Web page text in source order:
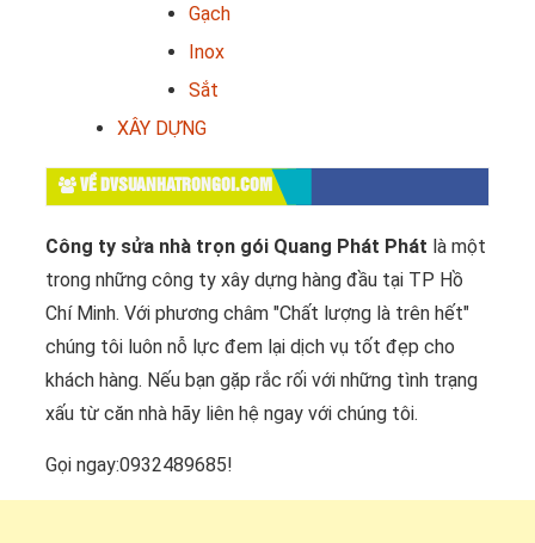
Gạch
Inox
Sắt
XÂY DỰNG
VỀ DVSUANHATRONGOI.COM
Công ty sửa nhà trọn gói Quang Phát Phát là một
trong những công ty xây dựng hàng đầu tại TP Hồ
Chí Minh. Với phương châm "Chất lượng là trên hết"
chúng tôi luôn nỗ lực đem lại dịch vụ tốt đẹp cho
khách hàng. Nếu bạn gặp rắc rối với những tình trạng
xấu từ căn nhà hãy liên hệ ngay với chúng tôi.
Gọi ngay:0932489685!